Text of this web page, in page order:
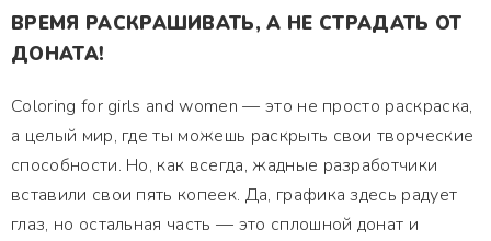
ВРЕМЯ РАСКРАШИВАТЬ, А НЕ СТРАДАТЬ ОТ
ДОНАТА!
Coloring for girls and women — это не просто раскраска,
а целый мир, где ты можешь раскрыть свои творческие
способности. Но, как всегда, жадные разработчики
вставили свои пять копеек. Да, графика здесь радует
глаз, но остальная часть — это сплошной донат и